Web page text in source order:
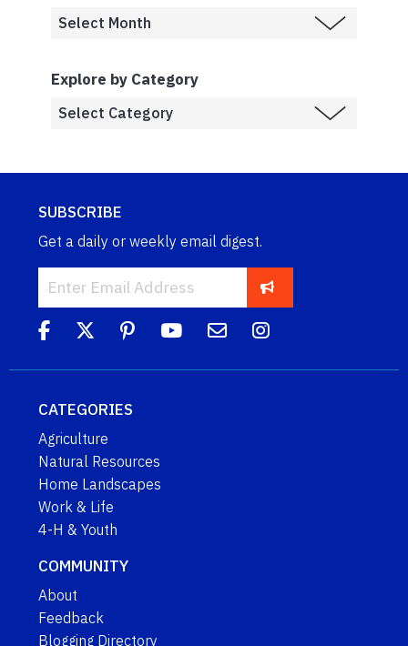
Explore by Category
SUBSCRIBE
Get a daily or weekly email digest.
CATEGORIES
Agriculture
Natural Resources
Home Landscapes
Work & Life
4-H & Youth
COMMUNITY
About
Feedback
Blogging Directory